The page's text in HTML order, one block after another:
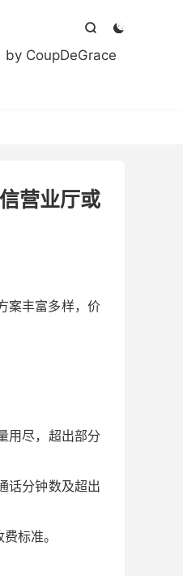


by CoupDeGrace
营业厅或
案丰富多样，价
用尽，超出部分
话分钟数及超出
标准。